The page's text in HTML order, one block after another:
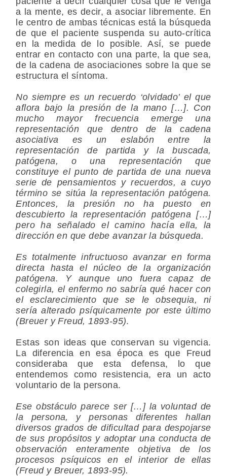
a la mente, es decir, aasociar libremente. En
le centro de ambas técnicas está la búsqueda
de que el paciente suspenda su auto-crítica
en la medida de lo posible. Así, se puede
entrar en contacto con una parte, la que sea,
de la cadena de asociaciones sobre la que se
estructura el síntoma.
No siempre es un recuerdo ‘olvidado’ el que
aflora bajo la presión de la mano […]. Con
mucho mayor frecuencia emerge una
representación que dentro de la cadena
asociativa es un eslabón entre la
representación de partida y la buscada,
patógena, o una representación que
constituye el punto de partida de una nueva
serie de pensamientos y recuerdos, a cuyo
término se sitúa la representación patógena.
Entonces, la presión no ha puesto en
descubierto la representación patógena […]
pero ha señalado el camino hacía ella, la
dirección en que debe avanzar la búsqueda.
Es totalmente infructuoso avanzar en forma
directa hasta el núcleo de la organización
patógena. Y aunque uno fuera capaz de
colegirla, el enfermo no sabría qué hacer con
el esclarecimiento que se le obsequia, ni
sería alterado psíquicamente por este último
(Breuer y Freud, 1893-95).
Estas son ideas que conservan su vigencia.
La diferencia en esa época es que Freud
consideraba que esta defensa, lo que
entendemos como resistencia, era un acto
voluntario de la persona.
Ese obstáculo parece ser […] la voluntad de
la persona, y personas diferentes hallan
diversos grados de dificultad para despojarse
de sus propósitos y adoptar una conducta de
observación enteramente objetiva de los
procesos psíquicos en el interior de ellas
(Freud y Breuer, 1893-95).